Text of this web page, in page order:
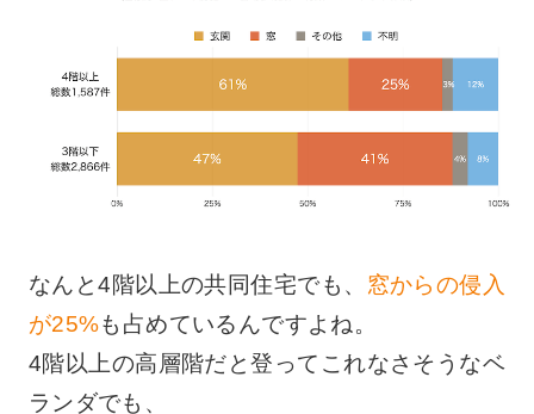
なんと4階以上の共同住宅でも、 窓からの侵入
が25%も占めているんですよね。
4階以上の高層階だと登ってこれなさそうなベ
ランダでも、